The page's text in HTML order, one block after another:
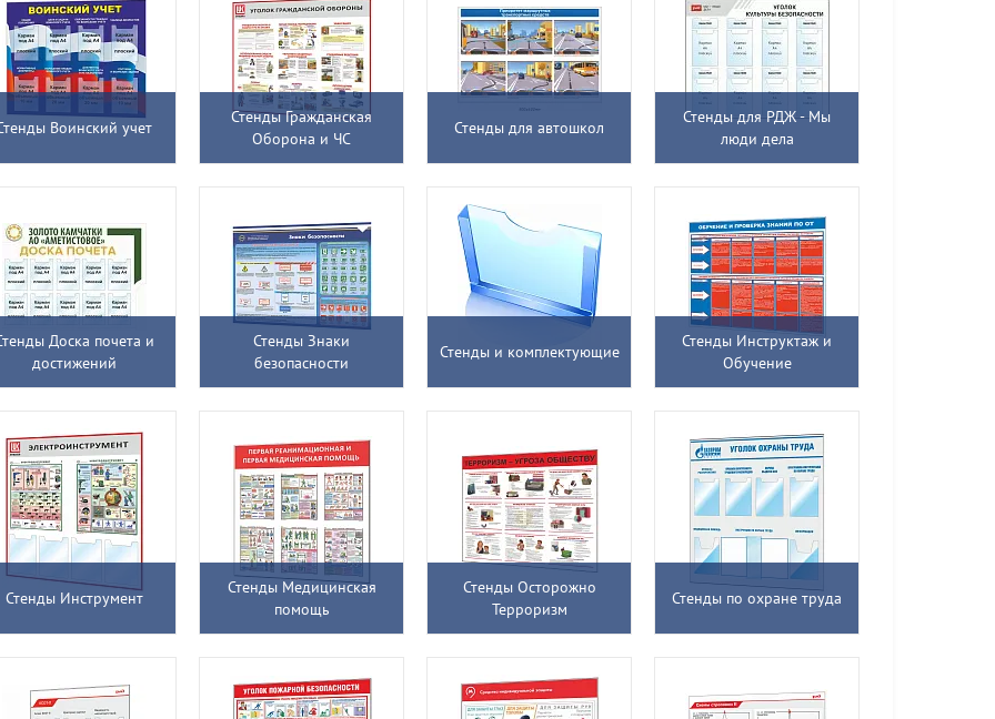
Воинский учет
Стенды Гражданская
Оборона и ЧС
Стенды для автошкол
Стенды для РДЖ - Мы
люди дела
Доска почета и
достижений
Стенды Знаки
безопасности
Стенды и комплектующие
Стенды Инструктаж и
Обучение
Стенды Инструмент
Стенды Медицинская
помощь
Стенды Осторожно
Терроризм
Стенды по охране труда